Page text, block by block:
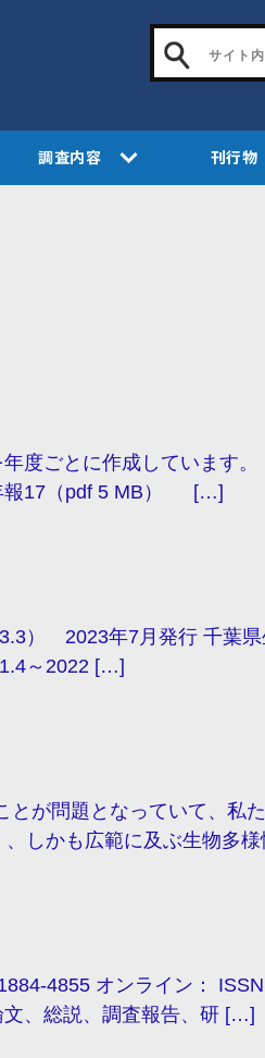
調査内容 刊行物
年度ごとに作成していま
報17（pdf 5 MB） […]
） 2023年7月発行 千
～2022 […]
が問題となっていて、私
しかも広範に及ぶ生物多
4855 オンライン：
、総説、調査報告、研 […]